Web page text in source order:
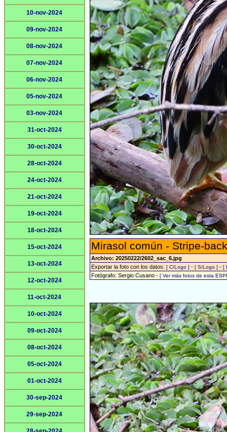
10-nov-2024
09-nov-2024
08-nov-2024
07-nov-2024
06-nov-2024
05-nov-2024
03-nov-2024
31-oct-2024
30-oct-2024
28-oct-2024
24-oct-2024
21-oct-2024
19-oct-2024
18-oct-2024
15-oct-2024
13-oct-2024
12-oct-2024
11-oct-2024
10-oct-2024
09-oct-2024
08-oct-2024
05-oct-2024
01-oct-2024
30-sep-2024
29-sep-2024
Mirasol común - Stripe-
Archivo: 20250222/2602_sac_6.jpg
Exportar la foto con los datos: [ C/Logo ] - [ S/Logo ] - [
Fotógrafo: Sergio Cusano - [ Ver más fotos de esta